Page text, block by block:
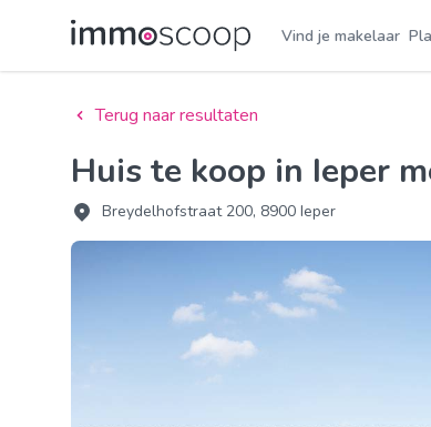
Vind je makelaar
Terug naar resultaten
Huis te koop in Ieper
Breydelhofstraat 200, 8900 Ieper